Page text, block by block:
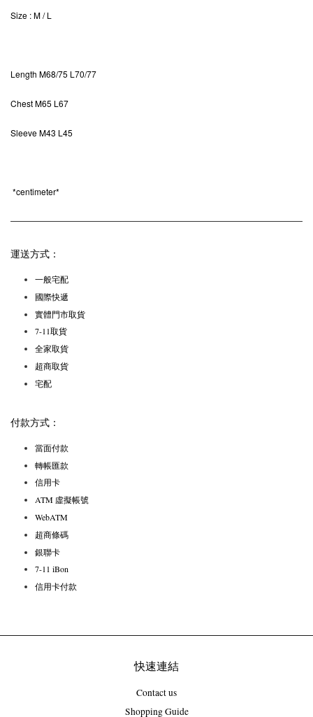
Size : M / L
Length M68/75 L70/77
Chest M65 L67
SleeveM43 L45
*centimeter*
運送方式：
一般宅配
國際快遞
實體門市取貨
7-11取貨
全家取貨
超商取貨
宅配
付款方式：
當面付款
轉帳匯款
信用卡
ATM 虛擬帳號
WebATM
超商條碼
銀聯卡
7-11 iBon
信用卡付款
快速連結
Contact us
Shopping Guide